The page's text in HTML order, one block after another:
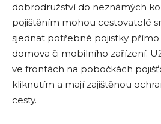
dobrodružství do neznámých
pojištěním mohou cestovatelé
sjednat potřebné pojistky přímo
domova či mobilního zařízení.
ve frontách na pobočkách
kliknutím a mají zajištěnou
cesty.